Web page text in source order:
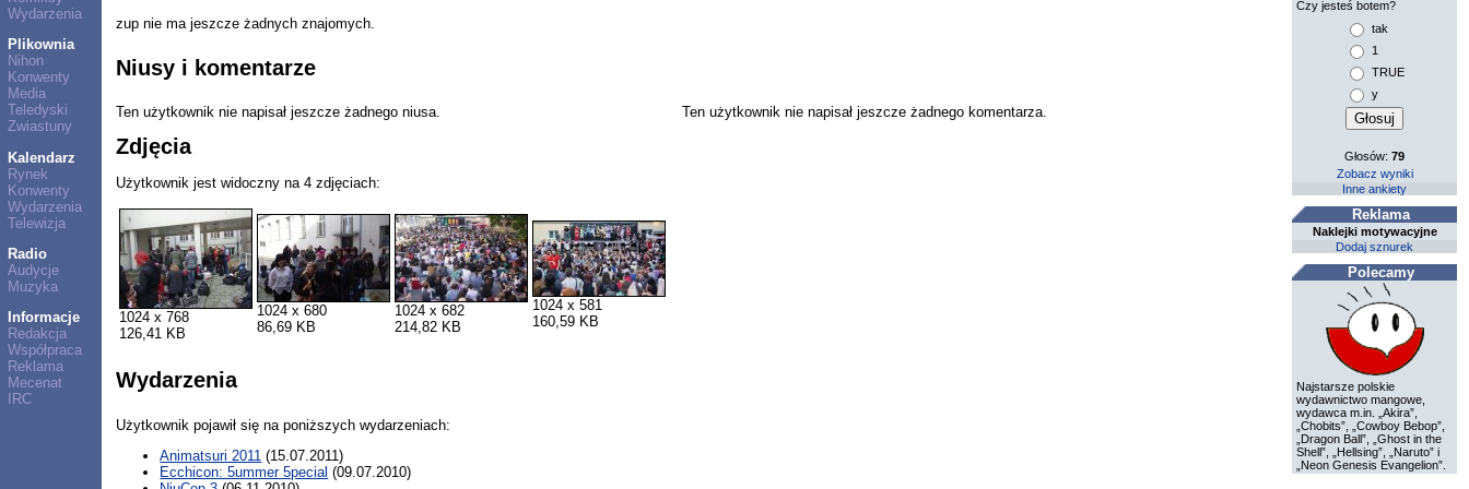
Wydarzenia
Plikownia
Nihon
Konwenty
Media
Teledyski
Zwiastuny
Kalendarz
Rynek
Konwenty
Wydarzenia
Telewizja
Radio
Audycje
Muzyka
Informacje
Redakcja
Współpraca
Reklama
Mecenat
IRC
zup nie ma jeszcze żadnych znajomych.
Niusy i komentarze
Ten użytkownik nie napisał jeszcze żadnego niusa. Ten użytkownik nie napisał jeszcze żadnego komentarza.
Zdjęcia
Użytkownik jest widoczny na 4 zdjęciach:
1024 x 768
126,41 KB
1024 x 680
86,69 KB
1024 x 682
214,82 KB
1024 x 581
160,59 KB
Wydarzenia
Użytkownik pojawił się na poniższych wydarzeniach:
Animatsuri 2011 (15.07.2011)
Ecchicon: 5ummer 5pecial (09.07.2010)
Czy jesteś botem?
tak
1
TRUE
y
Głosów:79
Zobacz wyniki
Inne ankiety
Reklama
Naklejki motywacyjne
Dodaj sznurek
Polecamy
Najstarsze polskie
wydawnictwo mangowe,
wydawca m.in. „Akira”,
„Chobits”, „Cowboy Bebop”,
„Dragon Ball”, „Ghost in the
Shell”, „Hellsing”, „Naruto” i
„Neon Genesis Evangelion”.